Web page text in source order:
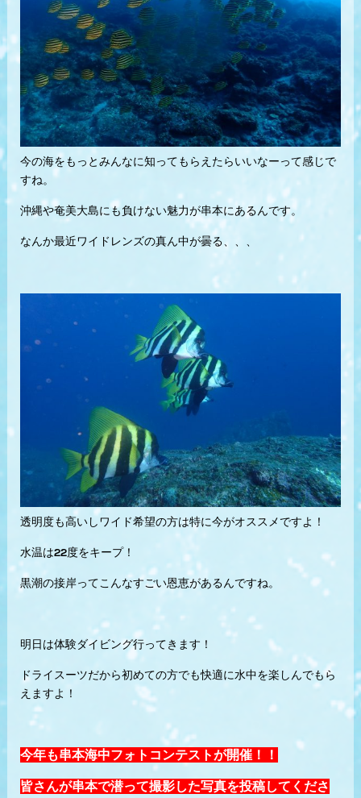
今の海をもっとみんなに知ってもらえたらいいなーって感じで
すね。
沖縄や奄美大島にも負けない魅力が串本にあるんです。
なんか最近ワイドレンズの真ん中が曇る、、、
透明度も高いしワイド希望の方は特に今がオススメですよ！
水温は22度をキープ！
黒潮の接岸ってこんなすごい恩恵があるんですね。
明日は体験ダイビング行ってきます！
ドライスーツだから初めての方でも快適に水中を楽しんでもら
えますよ！
今年も串本海中フォトコンテストが開催！！
皆さんが串本で潜って撮影した写真を投稿してくださ